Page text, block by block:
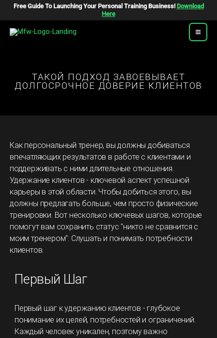
ПерейтиFree Guide To Launching Your Personal Training Business! Download
Here
ТАКОЙ ПОДХОД ЗАВОЕВЫВАЕТ
ДОЛГОСРОЧНОЕ ДОВЕРИЕ КЛИЕНТОВ
Как персональный тренер, вы должны добиваться
впечатляющих результатов в работе с клиентами и
поддерживать с ними длительные отношения.
Удержание клиентов - ключевой аспект успешной
карьеры в этой области. Чтобы добиться этого, вы
должны предлагать больше, чем просто физические
тренировки. Вот несколько ключевых шагов, которые
помогут вам сохранить статус "никто не сравнится с
моим тренером": Слушать и понимать потребности
клиентов.
Первый Шаг
Первый шаг к удержанию клиентов - глубокое
понимание их целей, потребностей и ограничений.
Каждый человек уникален, поэтому важно